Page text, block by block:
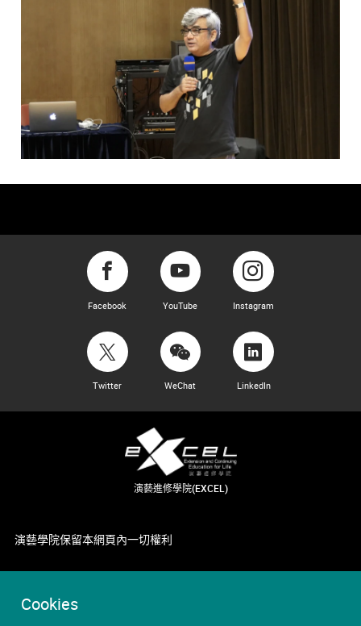
Cookies
Facebook YouTube Instagram
Twitter WeChat LinkedIn
演藝進修學院(EXCEL)
演藝學院保留本網頁內一切權利